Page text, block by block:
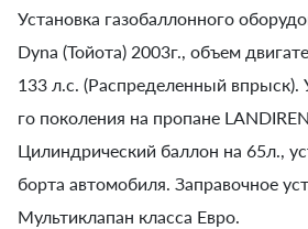
Установка газобаллонного
Dyna (Тойота) 2003г., объем
133 л.с. (Распределенный
го поколения на пропане
Цилиндрический баллон на 65л.,
борта автомобиля. Заправочное
Мультиклапан класса Евро.